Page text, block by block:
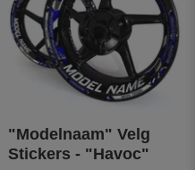
"Modelnaam" Velg
Stickers - "Havoc"